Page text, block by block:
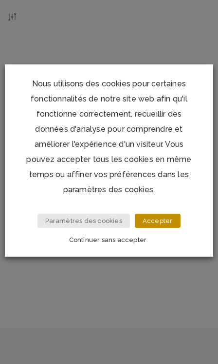
DESCRIPTION
INFORMATIONS COMPLÉMENTAIRES
Le vase Square a une forme cylindrique, avec une taille
du cristal horizontale et verticale qui fait ressortir l’éclat
du verre. A la fois classique et contemporaine, il
accueillera avec bonheur et beauté vos grands
Dimensions : hauteur 28 cm, diamètre 14,6 cm.
Nous utilisons des cookies pour certaines
fonctionnalités de notre site web afin qu'il
fonctionne correctement, recueillir des
données d'analyse pour comprendre et
améliorer l'expérience d'un visiteur. Vous
pouvez accepter tous les cookies en même
temps ou affiner vos préférences dans les
paramètres des cookies.
Paramètres des cookies Accepter
Continuer sans accepter